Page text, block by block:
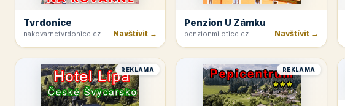
Tvrdonice
nakovarnetvrdonice.cz Navštívit →
Penzion U Zámku
penzionmilotice.cz Navštívit →
REKLAMA REKLAMA